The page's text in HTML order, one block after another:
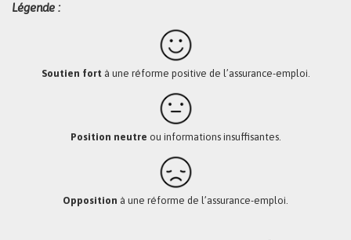
Légende :
Soutien fortà une réforme positive de l’assurance-emploi.
Position neutre ou informations insuffisantes.
Opposition à une réforme de l’assurance-emploi.